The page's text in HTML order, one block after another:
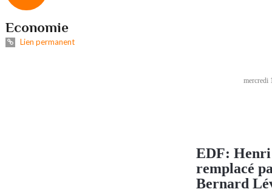
Economie
Lien permanent
mercredi
EDF:
remplacé
Bernard